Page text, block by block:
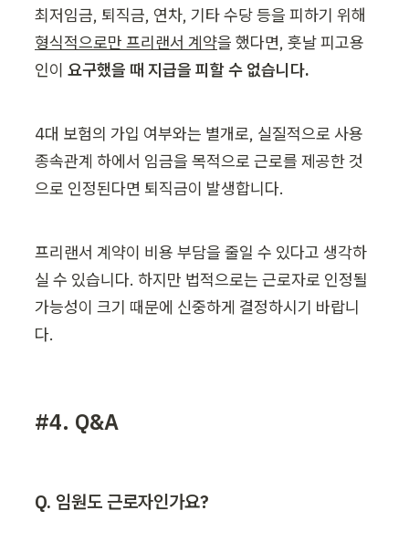
형식적으로만 프리랜서 계약을 했다면, 훗날 피고용
인이 요구했을 때 지급을 피할 수 없습니다.
4대 보험의 가입 여부와는 별개로, 실질적으로 사용
종속관계 하에서 임금을 목적으로 근로를 제공한 것
으로 인정된다면 퇴직금이 발생합니다.
프리랜서 계약이 비용 부담을 줄일 수 있다고 생각하
실 수 있습니다. 하지만 법적으로는 근로자로 인정될
가능성이 크기 때문에 신중하게 결정하시기 바랍니
다.
#4. Q&A
Q. 임원도 근로자인가요?